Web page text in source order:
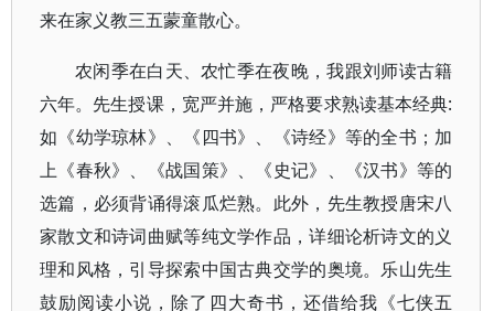
来在家义教三五蒙童散心。
农闲季在白天、农忙季在夜晚，我跟刘师读古籍
六年。先生授课，宽严并施，严格要求熟读基本经典:
如《幼学琼林》、《四书》、《诗经》等的全书；加
上《春秋》、《战国策》、《史记》、《汉书》等的
选篇，必须背诵得滚瓜烂熟。此外，先生教授唐宋八
家散文和诗词曲赋等纯文学作品，详细论析诗文的义
理和风格，引导探索中国古典交学的奥境。乐山先生
鼓励阅读小说，除了四大奇书，还借给我《七侠五